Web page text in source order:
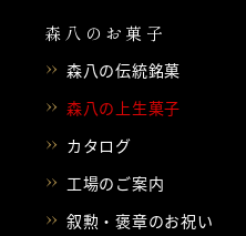
森八のお菓子
森八の伝統銘菓
森八の上生菓子
カタログ
工場のご案内
叙勲・褒章のお祝い